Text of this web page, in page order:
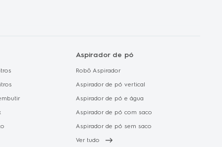
Aspirador de pó
Robô Aspirador
Aspirador de pó vertical
Aspirador de pó e água
Aspirador de pó com saco
Aspirador de pó sem saco
Ver tudo